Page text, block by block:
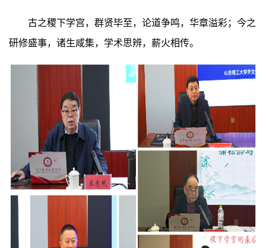
古之稷下学宫，群贤毕至，论道争鸣，华章溢彩；今之
研修盛事，诸生咸集，学术思辨，薪火相传。